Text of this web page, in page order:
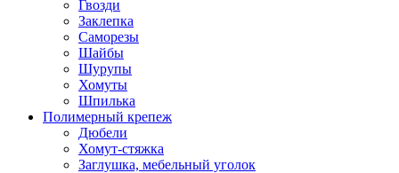
Гвозди
Заклепка
Саморезы
Шайбы
Шурупы
Хомуты
Шпилька
Полимерный крепеж
Дюбели
Хомут-стяжка
Заглушка, мебельный уголок